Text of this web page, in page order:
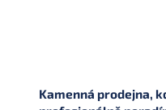
Kamenná prodejna,